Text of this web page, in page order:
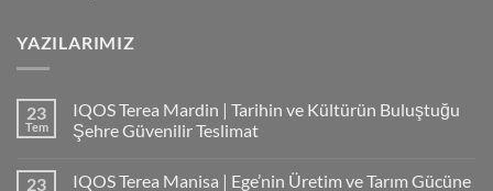
YAZILARIMIZ
23
Tem
IQOS Terea Mardin | Tarihin ve Kültürün Buluştuğu
Şehre Güvenilir Teslimat
23 IQOS Terea Manisa | Ege’nin Üretim ve Tarım Gücüne